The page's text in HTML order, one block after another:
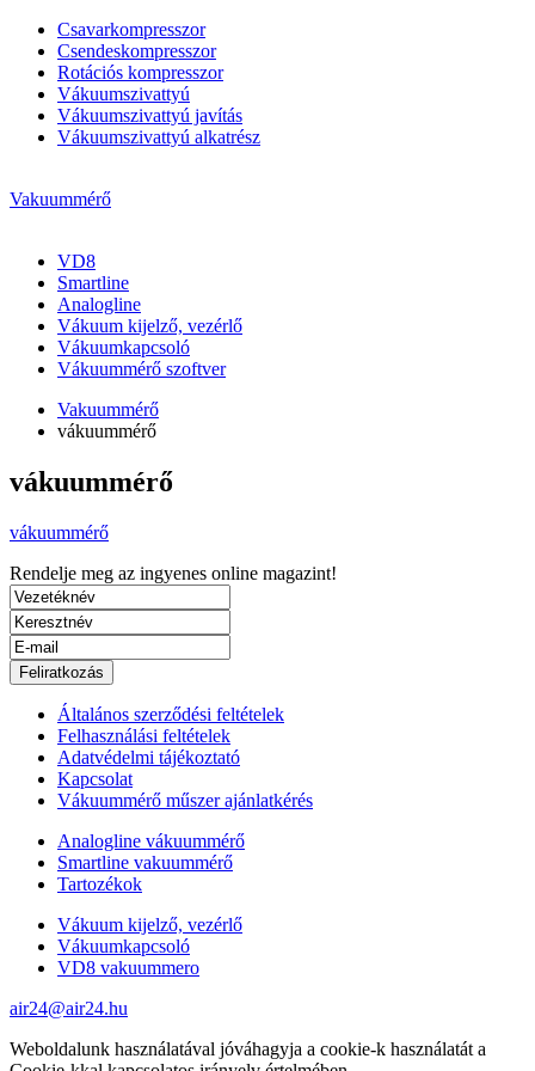
Csavarkompresszor
Csendeskompresszor
Rotációs kompresszor
Vákuumszivattyú
Vákuumszivattyú javítás
Vákuumszivattyú alkatrész
Vakuummérő
VD8
Smartline
Analogline
Vákuum kijelző, vezérlő
Vákuumkapcsoló
Vákuummérő szoftver
Vakuummérő
vákuummérő
vákuummérő
vákuummérő
Rendelje meg az ingyenes online magazint!
Általános szerződési feltételek
Felhasználási feltételek
Adatvédelmi tájékoztató
Kapcsolat
Vákuummérő műszer ajánlatkérés
Analogline vákuummérő
Smartline vakuummérő
Tartozékok
Vákuum kijelző, vezérlő
Vákuumkapcsoló
VD8 vakuummero
air24@air24.hu
Weboldalunk használatával jóváhagyja a cookie-k használatát a